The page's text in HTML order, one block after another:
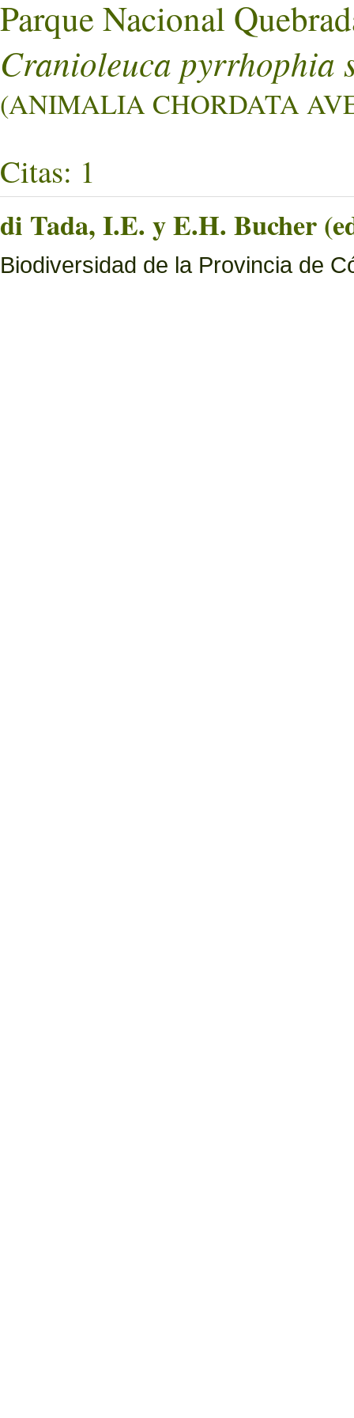
Parque Nacional
Cranioleuca pyrrhophia
(ANIMALIA CHORDATA
Citas: 1
di Tada, I.E. y E.H. Bucher
Biodiversidad de la Provincia de